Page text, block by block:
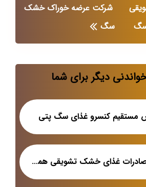
شرکت عرضه خوراک خشک
سگ
دیگر برای شما
مستقیم کنسرو غذای سگ پتی
بازار صادرات غذای خشک تشویقی همستر